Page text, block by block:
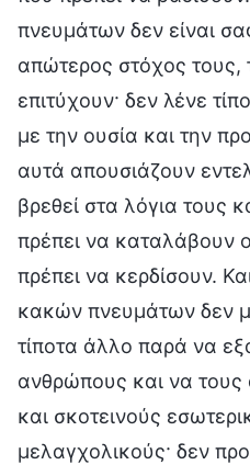
πνευμάτων δεν είναι
απώτερος στόχος τους,
επιτύχουν· δεν λένε
με την ουσία και την
αυτά απουσιάζουν
βρεθεί στα λόγια τους
πρέπει να καταλάβουν
πρέπει να κερδίσουν.
κακών πνευμάτων δεν
τίποτα άλλο παρά να
ανθρώπους και να
και σκοτεινούς
μελαγχολικούς· δεν